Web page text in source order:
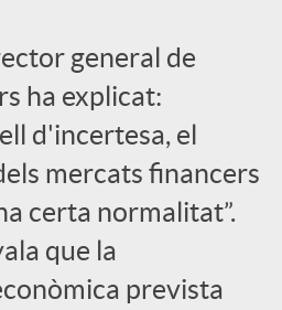
general de
ha explicat:
d'incertesa, el
mercats financers
certa normalitat”.
que la
prevista